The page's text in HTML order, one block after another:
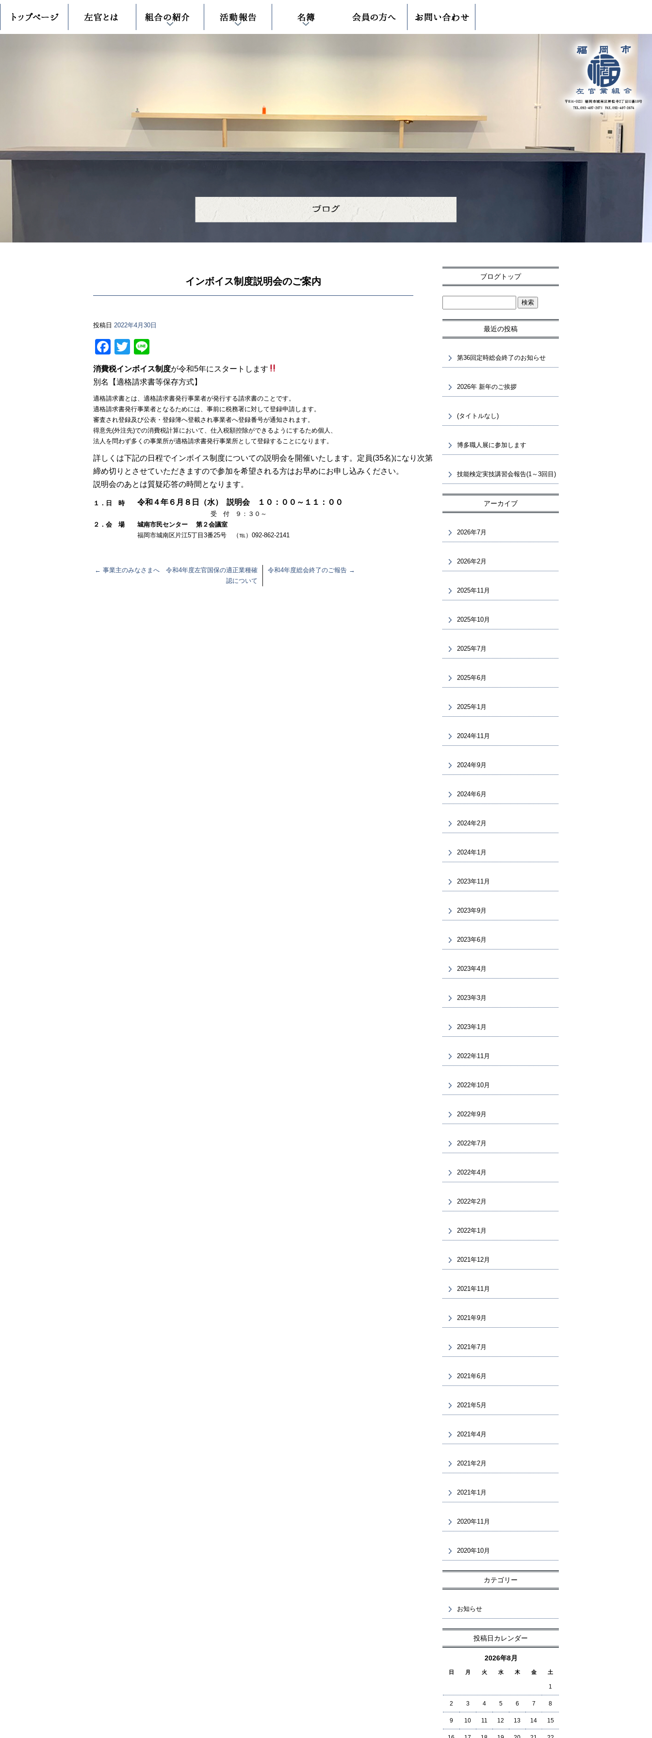
インボイス制度説明会のご案内
投稿日 2022年4月30日
Facebook
Twitter
消費税インボイス制度が令和5年にスタートします
別名【適格請求書等保存方式】
適格請求書とは、適格請求書発行事業者が発行する請求書のことです。
適格請求書発行事業者となるためには、事前に税務署に対して登録申請します。
審査され登録及び公表・登録簿へ登載され事業者へ登録番号が通知されます。
得意先(外注先)での消費税計算において、仕入税額控除ができるようにするため個人、
法人を問わず多くの事業所が適格請求書発行事業所として登録することになります。
詳しくは下記の日程でインボイス制度についての説明会を開催いたします。定員(35名)になり次第
締め切りとさせていただきますので参加を希望される方はお早めにお申し込みください。
説明会のあとは質疑応答の時間となります。
１．日 時 令和４年６月８日（水） 説明会 １０：００～１１：００
受 付 ９：３０～
２．会 場 城南市民センター
第２会議室
福岡市城南区片江5丁目3番25号 （℡）092-862-2141
← 事業主のみなさまへ 令和4年度左官国保の適正業種確
認について
令和4年度総会終了のご報告 →
ブログトップ
最近の投稿
第36回定時総会終了のお知らせ
2026年 新年のご挨拶
(タイトルなし)
博多職人展に参加します
技能検定実技講習会報告(1～3回目)
アーカイブ
2026年7月
2026年2月
2025年11月
2025年10月
2025年7月
2025年6月
2025年1月
2024年11月
2024年9月
2024年6月
2024年2月
2024年1月
2023年11月
2023年9月
2023年6月
2023年4月
2023年3月
2023年1月
2022年11月
2022年10月
2022年9月
2022年7月
2022年4月
2022年2月
2022年1月
2021年12月
2021年11月
2021年9月
2021年7月
2021年6月
2021年5月
2021年4月
2021年2月
2021年1月
2020年11月
2020年10月
カテゴリー
お知らせ
投稿日カレンダー
2026年8月
日 月 火 水 木 金 土
1
2 3 4 5 6 7 8
9 10 11 12 13 14 15